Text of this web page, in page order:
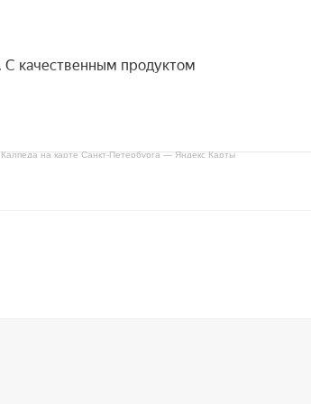
Калпеда на карте Санкт‑Петербурга — Яндекс Карты